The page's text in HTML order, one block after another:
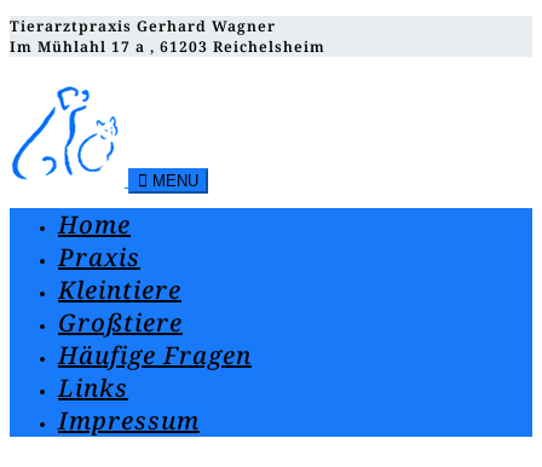
Tierarztpraxis Gerhard Wagner
Im Mühlahl 17 a , 61203 Reichelsheim
MENU
Home
Praxis
Kleintiere
Großtiere
Häufige Fragen
Links
Impressum